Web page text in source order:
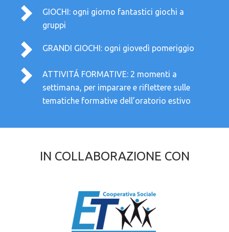
GIOCHI: ogni giorno fantastici giochi a
gruppi
GRANDI GIOCHI: ogni giovedì pomeriggio
ATTIVITÁ FORMATIVE: 2 momenti a
settimana, per imparare e riflettere sulle
tematiche formative dell’oratorio estivo
IN COLLABORAZIONE CON